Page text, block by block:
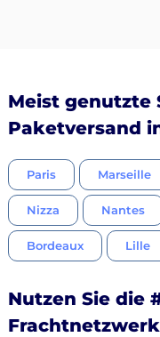
Meist genutzte
Paketversand
Paris Marseille
Nizza Nantes
Bordeaux Lille
Nutzen Sie die